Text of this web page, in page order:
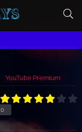
YouTube Premium
0